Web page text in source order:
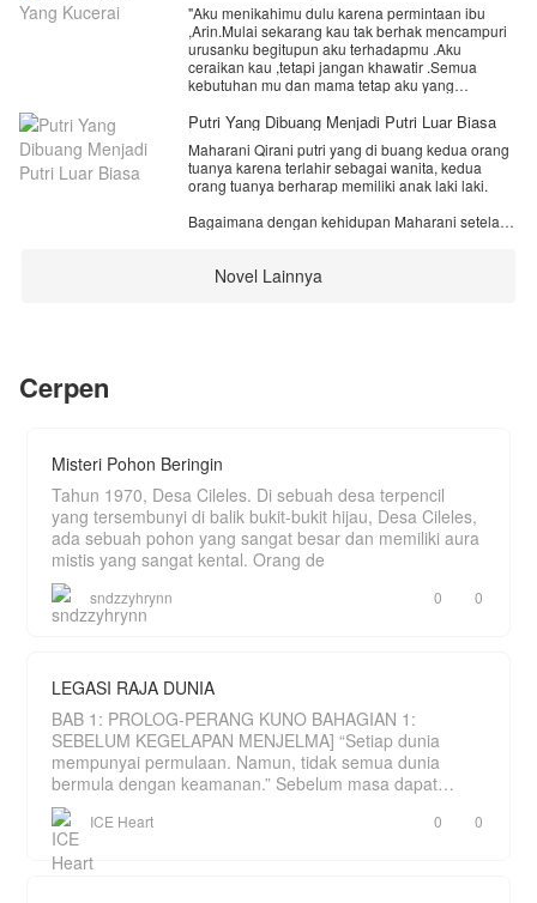
setiap hari. Sementara suamiku... selalu memilih
mengalah demi ibunya.
"Fitri, mengalah dulu ya. Mama cuma ingin yang
terbaik."
Kalimat itu terus kudengar selama tiga tahun
Hingga suatu hari, aku sadar. Seorang istri tidak
seharusnya berjuang sendirian mempertahankan
rumah tangga.
Saat kesabaranku habis dan perceraian menjadi
satu-satunya jalan, penyesalan justru datang
kepada mereka yang selama ini menghancurkan
hidupku.
datang ketika semuanya sudah terlambat.
"Aku menikahimu dulu karena permintaan ibu
,Arin.Mulai sekarang kau tak berhak mencampuri
urusanku begitupun aku terhadapmu .Aku
ceraikan kau ,tetapi jangan khawatir .Semua
kebutuhan mu dan mama tetap aku yang
kekurangan sesuatu apapun !"
Putri Yang Dibuang Menjadi Putri Luar Biasa
Maharani Qirani putri yang di buang kedua orang
tuanya karena terlahir sebagai wanita, kedua
orang tuanya berharap memiliki anak laki laki.
Bagaimana dengan kehidupan Maharani setelah
Novel Lainnya
Cerpen
Misteri Pohon Beringin
Tahun 1970, Desa Cileles. Di sebuah desa terpencil
yang tersembunyi di balik bukit-bukit hijau, Desa Cileles,
ada sebuah pohon yang sangat besar dan memiliki aura
mistis yang sangat kental. Orang de
sndzzyhrynn 0 0
LEGASI RAJA DUNIA
BAB 1: PROLOG-PERANG KUNO BAHAGIAN 1:
SEBELUM KEGELAPAN MENJELMA] “Setiap dunia
mempunyai permulaan. Namun, tidak semua dunia
bermula dengan keamanan.” Sebelum masa dapat
dihitung, hanya wujud sebu
ICE Heart 0 0